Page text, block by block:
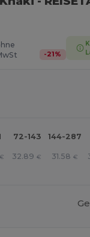
-21%
72-143 144-287
€ 32.89 € 31.58 €